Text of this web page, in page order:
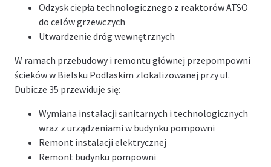
Odzysk ciepła technologicznego z reaktorów ATSO
do celów grzewczych
Utwardzenie dróg wewnętrznych
W ramach przebudowy i remontu głównej przepompowni
ścieków w Bielsku Podlaskim zlokalizowanej przy ul.
Dubicze 35 przewiduje się:
Wymiana instalacji sanitarnych i technologicznych
wraz z urządzeniami w budynku pompowni
Remont instalacji elektrycznej
Remont budynku pompowni